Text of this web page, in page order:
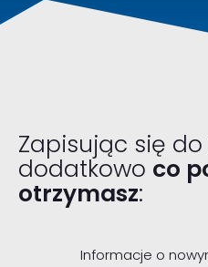
Zapisując się
dodatkowo co
otrzymasz:
Informacje o